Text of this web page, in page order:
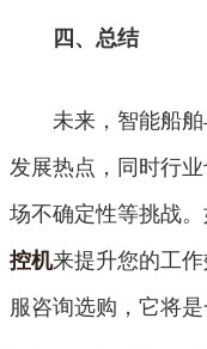
四、总结
未来，智能船舶
发展热点，同时行
场不确定性等挑战
控机来提升您的工
服咨询选购，它将是